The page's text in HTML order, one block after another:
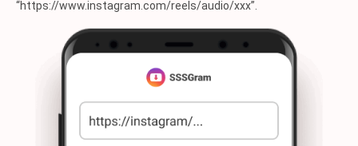
“https://www.instagram.com/reels/audio/xxx”.